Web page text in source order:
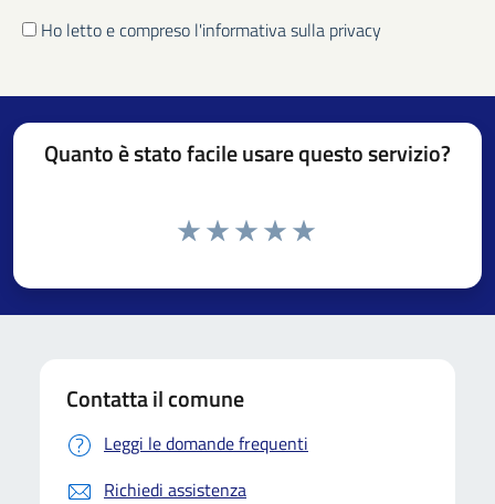
Ho letto e compreso l'informativa sulla privacy
Quanto è stato facile usare questo servizio?
Contatta il comune
Leggi le domande frequenti
Richiedi assistenza